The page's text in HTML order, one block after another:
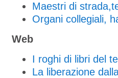
Maestri di
Organi collegiali,
Web
I roghi di libri del
La liberazione